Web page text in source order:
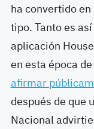
ha convertido
tipo. Tanto es
aplicación
en esta época
afirmar
después de que
Nacional